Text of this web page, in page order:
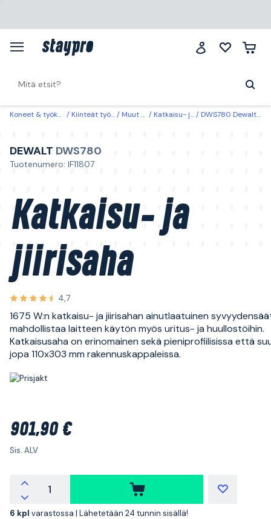
Koneet & työkalut Kiinteät työkalut Muut sahat Katkaisu- ja jiirisahat DWS780 Dewalt Katkaisu- ja jiirisaha
DEWALT DWS780
Tuotenumero: IF11807
Katkaisu- ja
jiirisaha
4,7
1675 W:n katkaisu- ja jiirisahan ainutlaatuinen
mahdollistaa laitteen käytön myös uritus- ja huullostöihin.
Katkaisusaha on erinomainen sekä pieniprofiilisissa että
jopa 110x303 mm rakennuskappaleissa.
901,90 €
Sis. ALV
6 kpl varastossa | Lähetetään 24 tunnin sisällä!